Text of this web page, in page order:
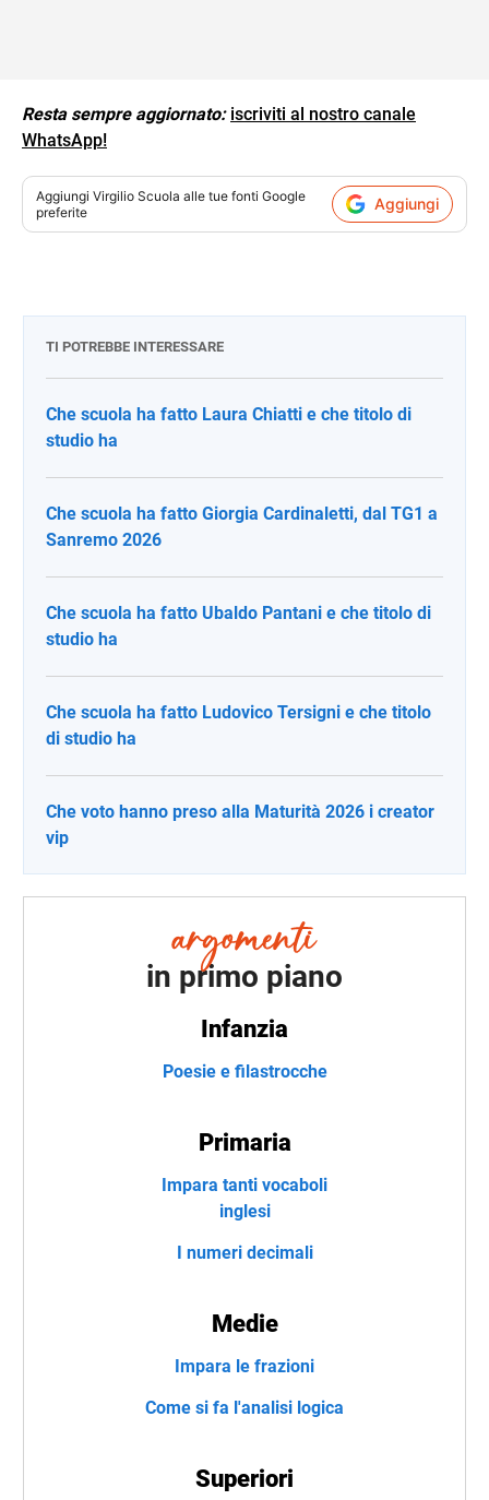
Resta sempre aggiornato: iscriviti al nostro canale
WhatsApp!
Aggiungi Virgilio Scuola alle tue fonti Google
preferite
Aggiungi
TI POTREBBE INTERESSARE
Che scuola ha fatto Laura Chiatti e che titolo di
studio ha
Che scuola ha fatto Giorgia Cardinaletti, dal TG1 a
Sanremo 2026
Che scuola ha fatto Ubaldo Pantani e che titolo di
studio ha
Che scuola ha fatto Ludovico Tersigni e che titolo
di studio ha
Che voto hanno preso alla Maturità 2026 i creator
vip
in primo piano
Infanzia
Poesie e filastrocche
Primaria
Impara tanti vocaboli
inglesi
I numeri decimali
Medie
Impara le frazioni
Come si fa l'analisi logica
Superiori